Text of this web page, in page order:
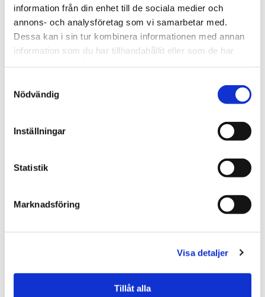
information från din enhet till de sociala medier och
annons- och analysföretag som vi samarbetar med.
Dessa kan i sin tur kombinera informationen med annan
information som du har tillhandahållit eller som de har
Nödvändig
Inställningar
Statistik
Marknadsföring
Visa detaljer
Tillåt alla
Fläderblomssaft -
★ ★ ★ ★ ★
95.00 kr
Brända Mandlar -
Hälsingborg
★ ★ ★ ★ ★
79.00 kr